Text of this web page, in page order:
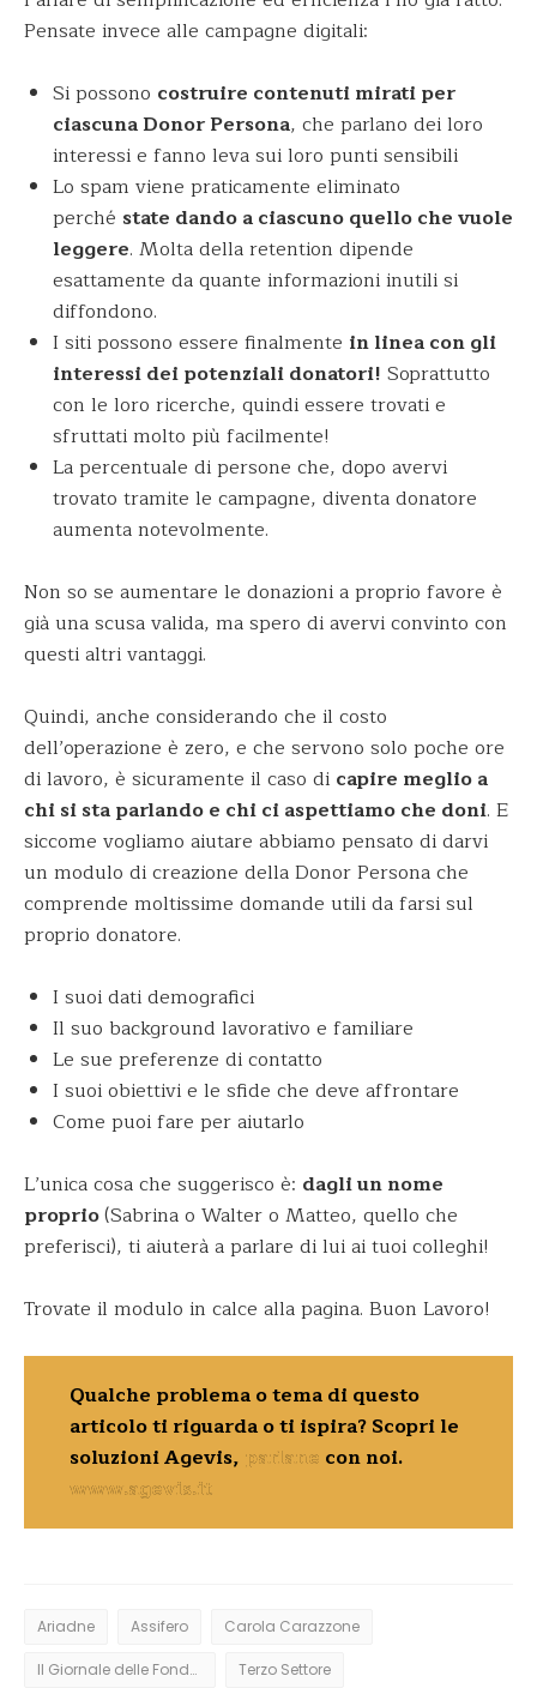
Pensate invece alle campagne digitali:
Si possono costruire contenuti mirati per
ciascuna Donor Persona, che parlano dei loro
interessi e fanno leva sui loro punti sensibili
Lo spam viene praticamente eliminato
perché state dando a ciascuno quello che vuole
leggere. Molta della retention dipende
esattamente da quante informazioni inutili si
diffondono.
I siti possono essere finalmente in linea con gli
interessi dei potenziali donatori! Soprattutto
con le loro ricerche, quindi essere trovati e
sfruttati molto più facilmente!
La percentuale di persone che, dopo avervi
trovato tramite le campagne, diventa donatore
aumenta notevolmente.
Non so se aumentare le donazioni a proprio favore è
già una scusa valida, ma spero di avervi convinto con
questi altri vantaggi.
Quindi, anche considerando che il costo
dell’operazione è zero, e che servono solo poche ore
di lavoro, è sicuramente il caso di capire meglio a
chi si sta parlando e chi ci aspettiamo che doni. E
siccome vogliamo aiutare abbiamo pensato di darvi
un modulo di creazione della Donor Persona che
comprende moltissime domande utili da farsi sul
proprio donatore.
I suoi dati demografici
Il suo background lavorativo e familiare
Le sue preferenze di contatto
I suoi obiettivi e le sfide che deve affrontare
Come puoi fare per aiutarlo
L’unica cosa che suggerisco è: dagli un nome
proprio(Sabrina o Walter o Matteo, quello che
preferisci), ti aiuterà a parlare di lui ai tuoi colleghi!
Trovate il modulo in calce alla pagina. Buon Lavoro!
Qualche problema o tema di questo
articolo ti riguarda o ti ispira? Scopri le
soluzioni Agevis, parlane con noi.
www.agevis.it
Ariadne Assifero Carola Carazzone
Il Giornale delle Fondazioni Terzo Settore